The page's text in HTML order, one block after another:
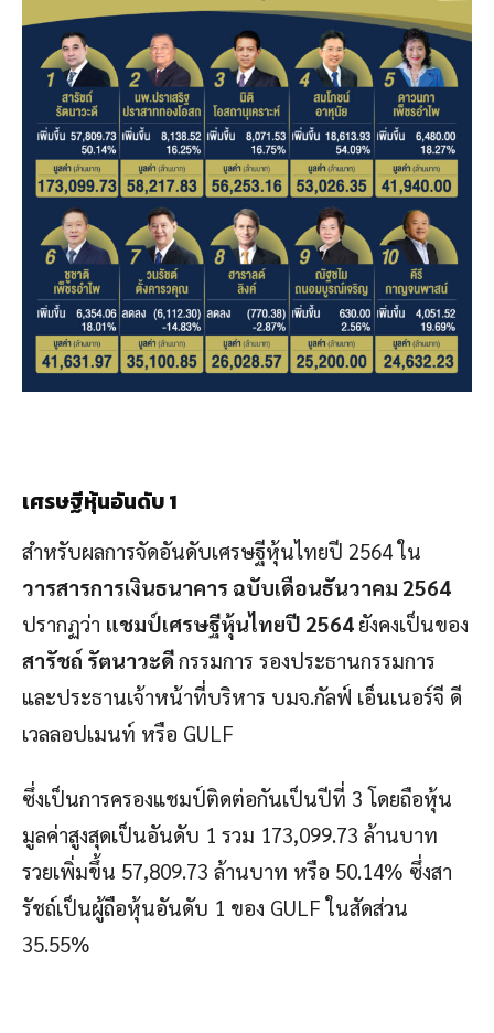
เศรษฐีหุ้นอันดับ 1
สำหรับผลการจัดอันดับเศรษฐีหุ้นไทยปี 2564 ใน
วารสารการเงินธนาคาร ฉบับเดือนธันวาคม 2564
ปรากฏว่า แชมป์เศรษฐีหุ้นไทยปี 2564 ยังคงเป็นของ
สารัชถ์ รัตนาวะดีกรรมการ รองประธานกรรมการ
และประธานเจ้าหน้าที่บริหาร บมจ.กัลฟ์ เอ็นเนอร์จี ดี
เวลลอปเมนท์ หรือ GULF
ซึ่งเป็นการครองแชมป์ติดต่อกันเป็นปีที่ 3 โดยถือหุ้น
มูลค่าสูงสุดเป็นอันดับ 1 รวม 173,099.73 ล้านบาท
รวยเพิ่มขึ้น 57,809.73 ล้านบาท หรือ 50.14% ซึ่งสา
รัชถ์เป็นผู้ถือหุ้นอันดับ 1 ของ GULF ในสัดส่วน
35.55%